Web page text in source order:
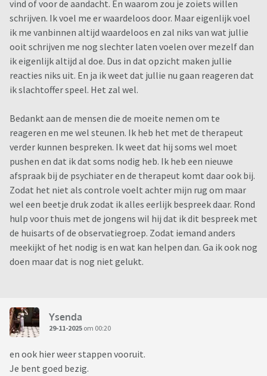
vind of voor de aandacht. En waarom zou je zoiets willen
schrijven. Ik voel me er waardeloos door. Maar eigenlijk voel
ik me vanbinnen altijd waardeloos en zal niks van wat jullie
ooit schrijven me nog slechter laten voelen over mezelf dan
ik eigenlijk altijd al doe. Dus in dat opzicht maken jullie
reacties niks uit. En ja ik weet dat jullie nu gaan reageren dat
ik slachtoffer speel. Het zal wel.
Bedankt aan de mensen die de moeite nemen om te
reageren en me wel steunen. Ik heb het met de therapeut
verder kunnen bespreken. Ik weet dat hij soms wel moet
pushen en dat ik dat soms nodig heb. Ik heb een nieuwe
afspraak bij de psychiater en de therapeut komt daar ook bij.
Zodat het niet als controle voelt achter mijn rug om maar
wel een beetje druk zodat ik alles eerlijk bespreek daar. Rond
hulp voor thuis met de jongens wil hij dat ik dit bespreek met
de huisarts of de observatiegroep. Zodat iemand anders
meekijkt of het nodig is en wat kan helpen dan. Ga ik ook nog
doen maar dat is nog niet gelukt.
Ysenda
29-11-2025 om 00:20
en ook hier weer stappen vooruit.
Je bent goed bezig.